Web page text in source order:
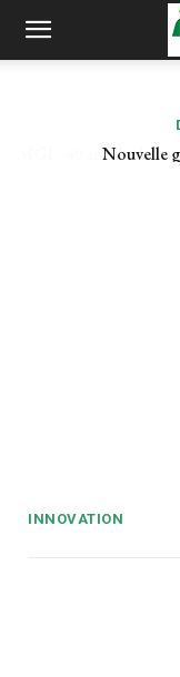
Nouvelle
INNOVATION